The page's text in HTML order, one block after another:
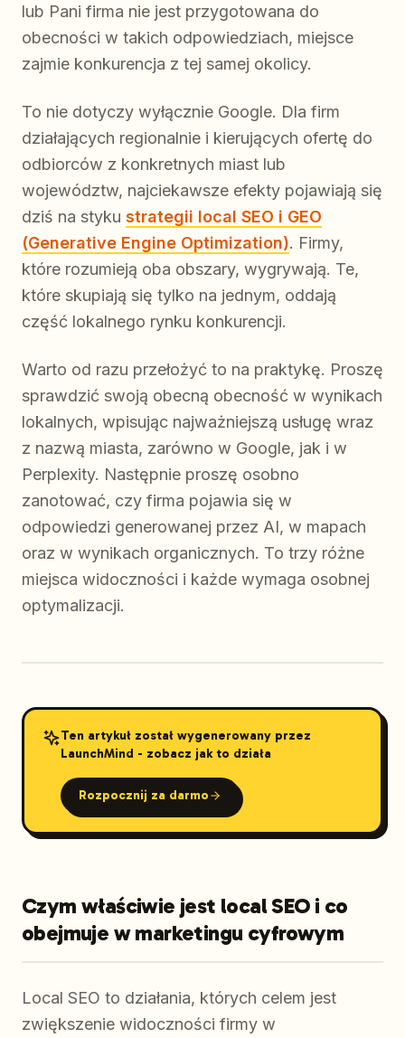
lub Pani firma nie jest przygotowana do
obecności w takich odpowiedziach, miejsce
zajmie konkurencja z tej samej okolicy.
To nie dotyczy wyłącznie Google. Dla firm
działających regionalnie i kierujących ofertę do
odbiorców z konkretnych miast lub
województw, najciekawsze efekty pojawiają się
dziś na styku strategii local SEO i GEO
(Generative Engine Optimization). Firmy,
które rozumieją oba obszary, wygrywają. Te,
które skupiają się tylko na jednym, oddają
część lokalnego rynku konkurencji.
Warto od razu przełożyć to na praktykę. Proszę
sprawdzić swoją obecną obecność w wynikach
lokalnych, wpisując najważniejszą usługę wraz
z nazwą miasta, zarówno w Google, jak i w
Perplexity. Następnie proszę osobno
zanotować, czy firma pojawia się w
odpowiedzi generowanej przez AI, w mapach
oraz w wynikach organicznych. To trzy różne
miejsca widoczności i każde wymaga osobnej
optymalizacji.
Ten artykuł został wygenerowany przez
LaunchMind - zobacz jak to działa
Rozpocznij za darmo
Czym właściwie jest local SEO i co
obejmuje w marketingu cyfrowym
Local SEO to działania, których celem jest
zwiększenie widoczności firmy w